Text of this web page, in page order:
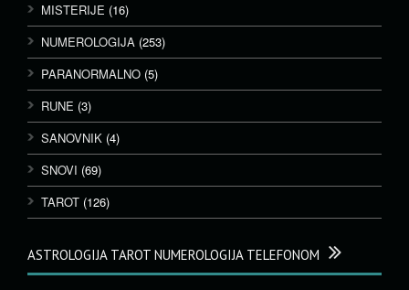
MISTERIJE (16)
NUMEROLOGIJA (253)
PARANORMALNO (5)
RUNE (3)
SANOVNIK (4)
SNOVI (69)
TAROT (126)
ASTROLOGIJA TAROT NUMEROLOGIJA TELEFONOM